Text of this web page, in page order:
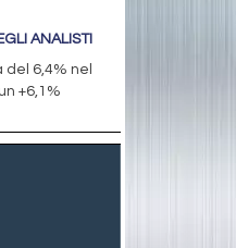
ANALISTI
6,4% nel
+6,1%